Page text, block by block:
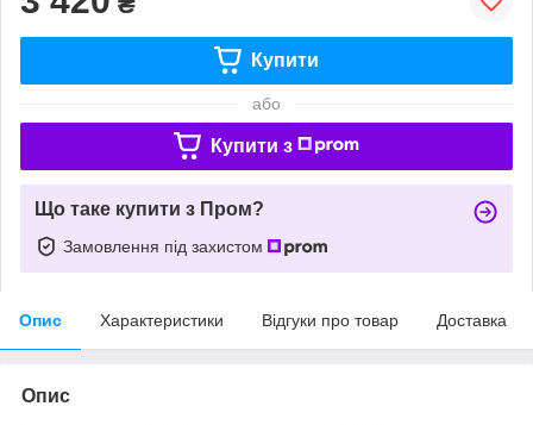
Купити
або
Купити з
Що таке купити з Пром?
Замовлення під захистом
Опис Характеристики Відгуки про товар Доставка
Опис